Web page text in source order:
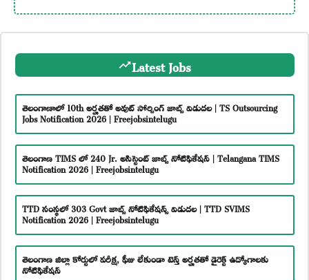
Latest Jobs
తెలంగాణాలో 10th అర్హతతో అవుట్ సోర్సింగ్ జాబ్స్ విడుదల | TS Outsourcing
Jobs Notification 2026 | Freejobsintelugu
తెలంగాణ TIMS లో 240 Jr. అసిస్టెంట్ జాబ్స్ నోటిఫికేషన్ | Telangana TIMS
Notification 2026 | Freejobsintelugu
TTD సంస్థలో 303 Govt జాబ్స్ నోటిఫికేషన్స్ విడుదల | TTD SVIMS
Notification 2026 | Freejobsintelugu
తెలంగాణ జిల్లా కోర్టులో పరీక్ష, ఫీజు లేకుండా టెన్త్ అర్హతతో డైరెక్ట్ ఉద్యోగాలకు
నోటిఫికేషన్